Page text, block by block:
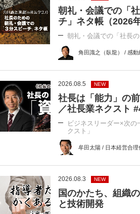
朝礼・会議での「
チ」ネタ帳（2026
朝礼・会議での「社長
角田識之（臥龍） / 感動
2026.08.5 NEW
社長は「能力」の
／社長業ネクスト
ビジネスリーダー×次の
クスト」
牟田太陽 / 日本経営合
2026.08.3 NEW
国のかたち、組織
と技術開発